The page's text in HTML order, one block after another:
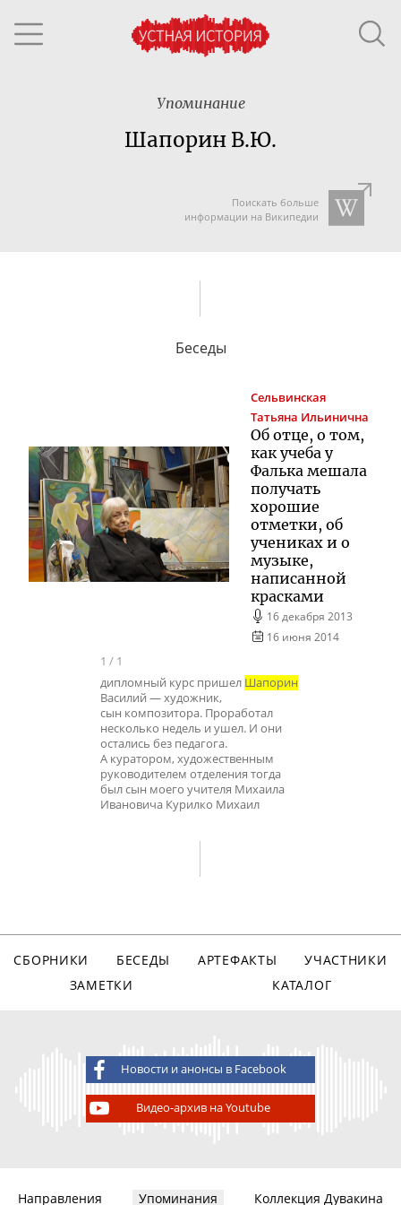
Упоминание
Шапорин В.Ю.
Поискать больше
информации на Википедии
Беседы
Сельвинская
Татьяна Ильинична
Об отце, о том,
как учеба у
Фалька мешала
получать
хорошие
отметки, об
учениках и о
музыке,
написанной
красками
16 декабря 2013
16 июня 2014
1 / 1
дипломный курс пришел Шапорин
Василий — художник,
сын композитора. Проработал
несколько недель и ушел. И они
остались без педагога.
А куратором, художественным
руководителем отделения тогда
был сын моего учителя Михаила
Ивановича Курилко Михаил
СБОРНИКИ БЕСЕДЫ АРТЕФАКТЫ
УЧАСТНИКИ
ЗАМЕТКИ
КАТАЛОГ
Новости и анонсы в Facebook
Видео-архив на Youtube
Направления Упоминания Коллекция Дувакина